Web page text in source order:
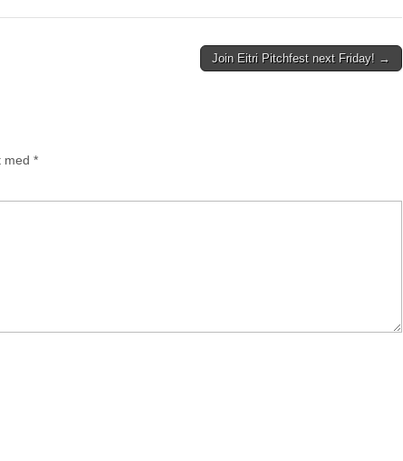
Join Eitri Pitchfest next Friday! →
med *